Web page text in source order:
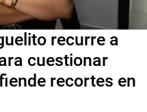
recurre a
cuestionar
recortes en